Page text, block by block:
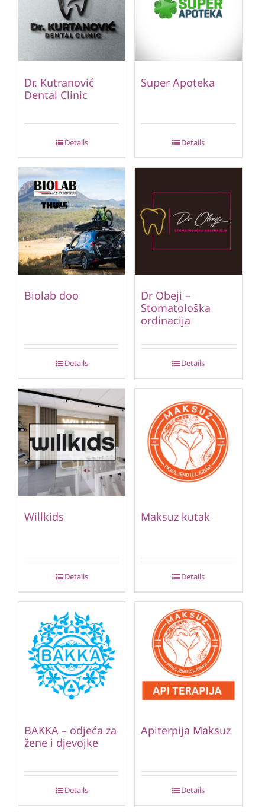
Dr. Kutranović
Dental Clinic
Details
Super Apoteka
Details
Biolab doo
Details
Dr Obeji –
Stomatološka
ordinacija
Details
Willkids
Details
Maksuz kutak
Details
BAKKA – odjeća za
žene i djevojke
Details
Apiterpija Maksuz
Details